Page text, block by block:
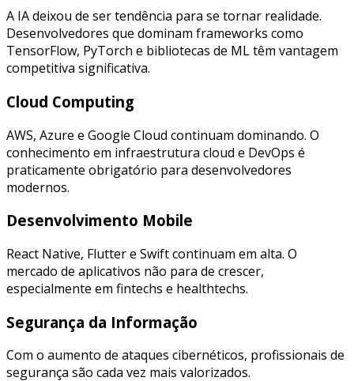
A IA deixou de ser tendência para se tornar realidade.
Desenvolvedores que dominam frameworks como
TensorFlow, PyTorch e bibliotecas de ML têm vantagem
competitiva significativa.
Cloud Computing
AWS, Azure e Google Cloud continuam dominando. O
conhecimento em infraestrutura cloud e DevOps é
praticamente obrigatório para desenvolvedores
modernos.
Desenvolvimento Mobile
React Native, Flutter e Swift continuam em alta. O
mercado de aplicativos não para de crescer,
especialmente em fintechs e healthtechs.
Segurança da Informação
Com o aumento de ataques cibernéticos, profissionais de
segurança são cada vez mais valorizados.